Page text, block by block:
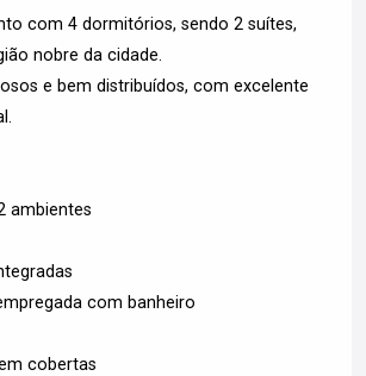
com 4 dormitórios, sendo 2 suítes,
nobre da cidade.
e bem distribuídos, com excelente
ambientes
com banheiro
cobertas